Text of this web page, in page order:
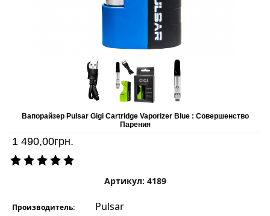
Вапорайзер Pulsar Gigi Cartridge Vaporizer Blue : Совершенство
Парения
1 490,00грн.
Артикул: 4189
Производитель: Pulsar